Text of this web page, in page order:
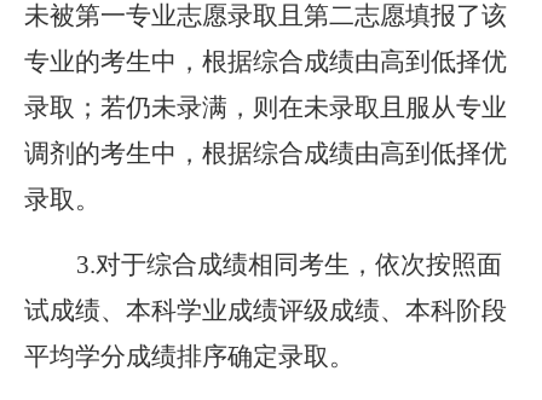
未被第一专业志愿录取且第二志愿填报了该
专业的考生中，根据综合成绩由高到低择优
录取；若仍未录满，则在未录取且服从专业
调剂的考生中，根据综合成绩由高到低择优
录取。
3.对于综合成绩相同考生，依次按照面
试成绩、本科学业成绩评级成绩、本科阶段
平均学分成绩排序确定录取。